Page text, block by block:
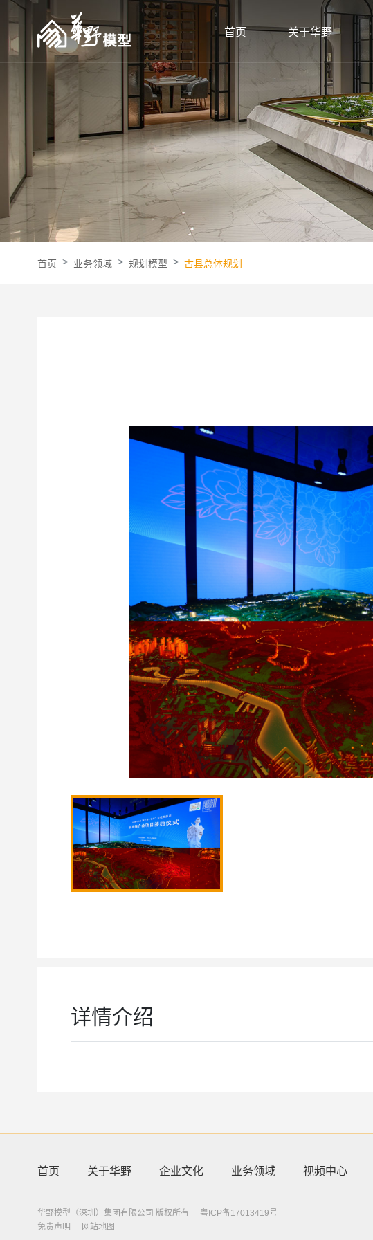
首页 关于华野
首页 业务领域 规划模型 古县总体规划
详情介绍
首页 关于华野 企业文化 业务领域 视频中心
华野模型（深圳）集团有限公司 版权所有
粤ICP备17013419号
免责声明
网站地图